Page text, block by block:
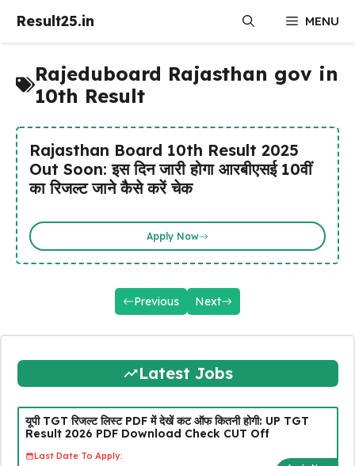
Result25.in MENU
Rajeduboard Rajasthan gov in
10th Result
Rajasthan Board 10th Result 2025
Out Soon: इस दिन जारी होगा आरबीएसई 10वीं
का रिजल्ट जाने कैसे करें चेक
Apply Now
Previous Next
Latest Jobs
यूपी TGT रिजल्ट लिस्ट PDF में देखें कट ऑफ कितनी होगी: UP TGT
Result 2026 PDF Download Check CUT Off
Last Date To Apply: